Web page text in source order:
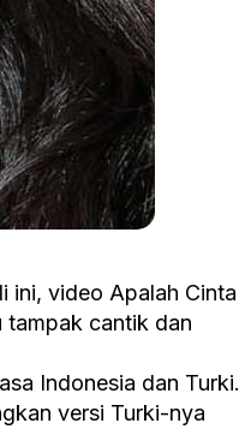
ini, video Apalah Cinta
tampak cantik dan
Indonesia dan Turki.
versi Turki-nya